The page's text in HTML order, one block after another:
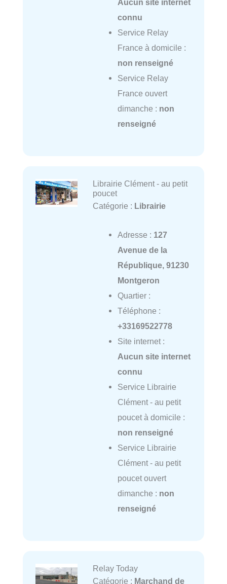
Aucun site internet
connu
Service Relay
France à domicile :
non renseigné
Service Relay
France ouvert
dimanche : non
renseigné
Librairie Clément - au petit
poucet
Catégorie : Librairie
Adresse : 127
Avenue de la
République, 91230
Montgeron
Quartier :
Téléphone :
+33169522778
Site internet :
Aucun site internet
connu
Service Librairie
Clément - au petit
poucet à domicile :
non renseigné
Service Librairie
Clément - au petit
poucet ouvert
dimanche : non
renseigné
Relay Today
Catégorie : Marchand de